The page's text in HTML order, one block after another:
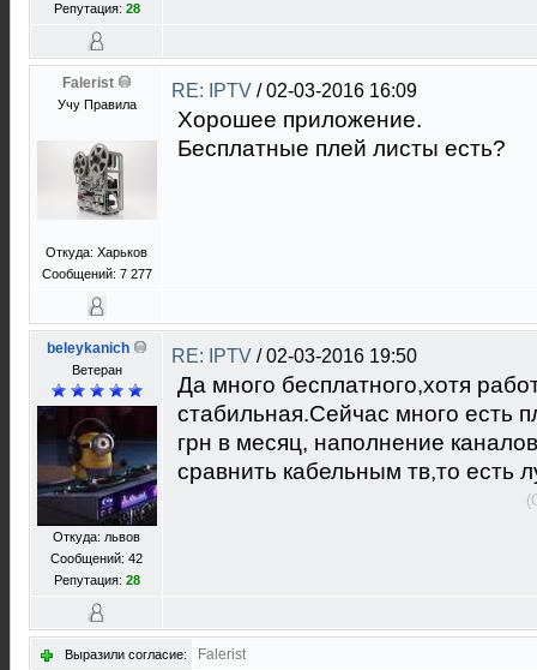
Репутация: 28
Falerist
Учу Правила
Откуда: Харьков
Сообщений: 7 277
RE: IPTV /02-03-2016 16:09
Хорошее приложение.
Бесплатные плей листы есть?
beleykanich
Ветеран
Откуда: львов
Сообщений: 42
Репутация: 28
RE: IPTV /02-03-2016 19:50
Да много бесплатного,хотя
стабильная.Сейчас много есть
грн в месяц, наполнение
сравнить кабельным тв,то есть
Выразили согласие: Falerist